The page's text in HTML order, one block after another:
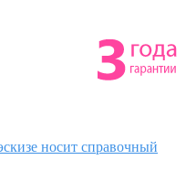
носит справочный